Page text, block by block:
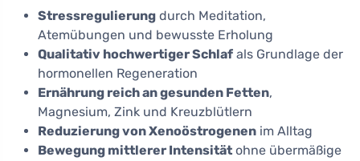
Stressregulierung durch Meditation,
Atemübungen und bewusste Erholung
Qualitativ hochwertiger Schlaf als Grundlage der
hormonellen Regeneration
Ernährung reich an gesunden Fetten,
Magnesium, Zink und Kreuzblütlern
Reduzierung von Xenoöstrogenen im Alltag
Bewegung mittlerer Intensität ohne übermäßige